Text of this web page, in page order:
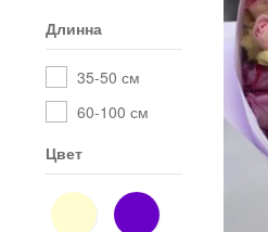
Длинна
35-50 см
60-100 см
Цвет